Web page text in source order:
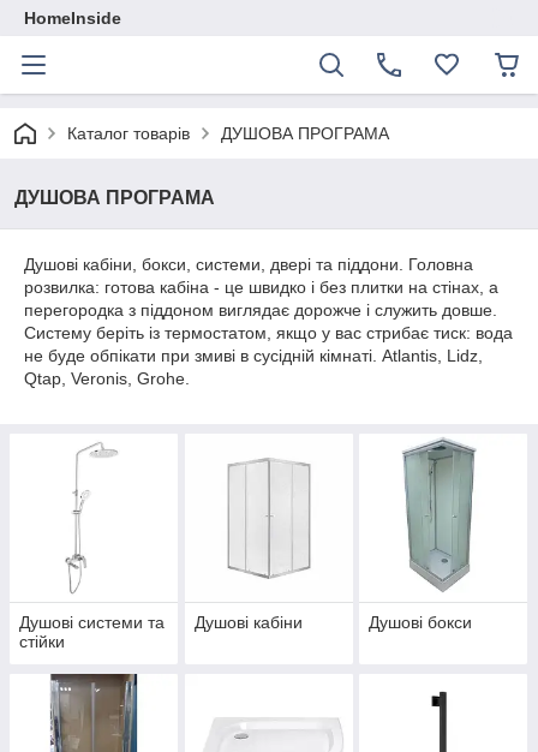
HomeInside
Каталог товарiв ДУШОВА ПРОГРАМА
ДУШОВА ПРОГРАМА
Душові кабіни, бокси, системи, двері та піддони. Головна
розвилка: готова кабіна - це швидко і без плитки на стінах, а
перегородка з піддоном виглядає дорожче і служить довше.
Систему беріть із термостатом, якщо у вас стрибає тиск: вода
не буде обпікати при змиві в сусідній кімнаті. Atlantis, Lidz,
Qtap, Veronis, Grohe.
Душові системи та
стійки
Душові кабіни Душові бокси